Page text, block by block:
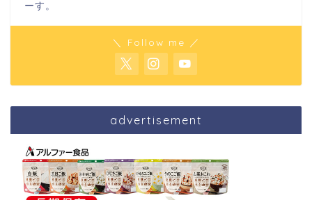
ーす。
＼ Follow me ／
advertisement